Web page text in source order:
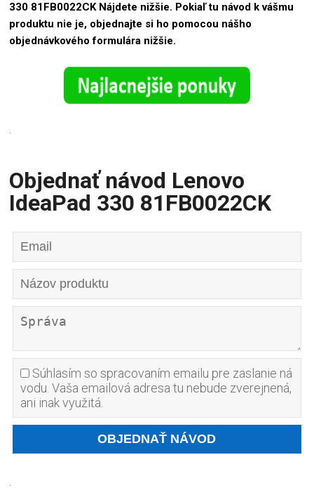
330 81FB0022CK Nájdete nižšie. Pokiaľ tu návod k vášmu
produktu nie je, objednajte si ho pomocou nášho
objednávkového formulára nižšie.
.
Objednať návod Lenovo
IdeaPad 330 81FB0022CK
Súhlasím so spracovaním emailu pre zaslanie ná
vodu. Vaša emailová adresa tu nebude zverejnená,
ani inak využitá.
.